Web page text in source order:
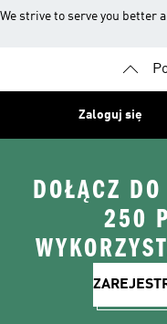
We strive to serve you better
Zaloguj się
DOŁĄCZ
250